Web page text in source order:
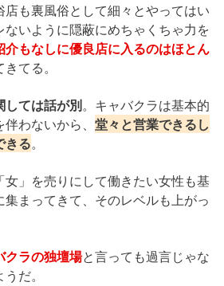
も裏風俗として細々とやってはい
ないように隠蔽にめちゃくちゃ力を
介もなしに優良店に入るのはほとん
てる。
しては話が別。キャバクラは基本的
わないから、 堂々と営業できるし
きる。
」を売りにして働きたい女性も基
まってきて、そのレベルも上がっ
クラの独壇場と言っても過言じゃな
だ。